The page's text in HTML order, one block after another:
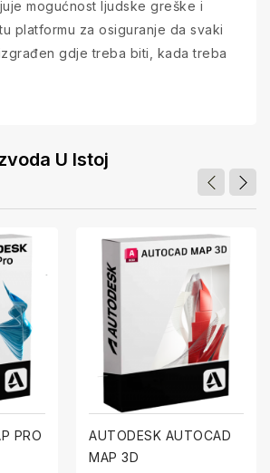
mogućnost ljudske greške i
platformu za osiguranje da svaki
gdje treba biti, kada treba
U Istoj
PRO
AUTODESK AUTOCAD
MAP 3D